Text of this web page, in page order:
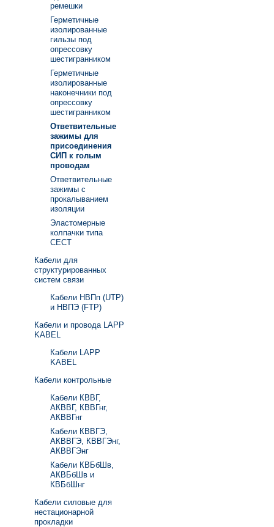
ремешки
Герметичные
изолированные
гильзы под
опрессовку
шестигранником
Герметичные
изолированные
наконечники под
опрессовку
шестигранником
Ответвительные
зажимы для
присоединения
СИП к голым
проводам
Ответвительные
зажимы с
прокалыванием
изоляции
Эластомерные
колпачки типа
СЕСТ
Кабели для
структурированных
систем связи
Кабели НВПп (UTP)
и НВПЭ (FTP)
Кабели и провода LAPP
KABEL
Кабели LAPP
KABEL
Кабели контрольные
Кабели КВВГ,
АКВВГ, КВВГнг,
АКВВГнг
Кабели КВВГЭ,
АКВВГЭ, КВВГЭнг,
АКВВГЭнг
Кабели КВБбШв,
АКВБбШв и
КВБбШнг
Кабели силовые для
нестационарной
прокладки